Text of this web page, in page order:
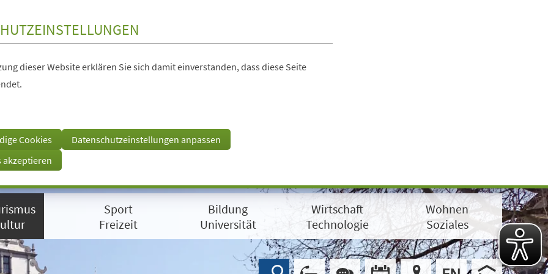
dieser Website erklären Sie sich damit einverstanden, dass diese Seite
Cookies
Datenschutzeinstellungen anpassen
akzeptieren
Sport
Freizeit
Bildung
Universität
Wirtschaft
Technologie
Wohnen
Soziales